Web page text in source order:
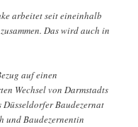
arbeitet seit eineinhalb
Das wird auch in
auf einen
Wechsel von Darmstadts
Baudezernat
und Baudezernentin